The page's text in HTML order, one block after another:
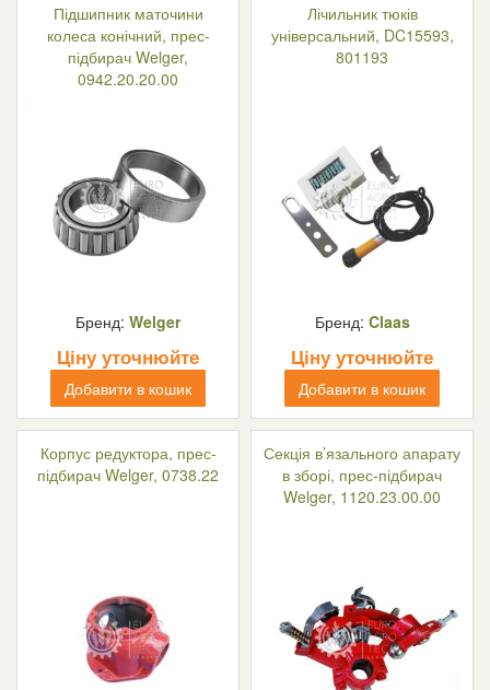
Підшипник маточини
колеса конічний, прес-
підбирач Welger,
0942.20.20.00
Бренд: Welger
Ціну уточнюйте
Добавити в кошик
Лічильник тюків
універсальний, DC15593,
801193
Бренд: Claas
Ціну уточнюйте
Добавити в кошик
Корпус редуктора, прес-
підбирач Welger, 0738.22
Секція в’язального апарату
в зборі, прес-підбирач
Welger, 1120.23.00.00